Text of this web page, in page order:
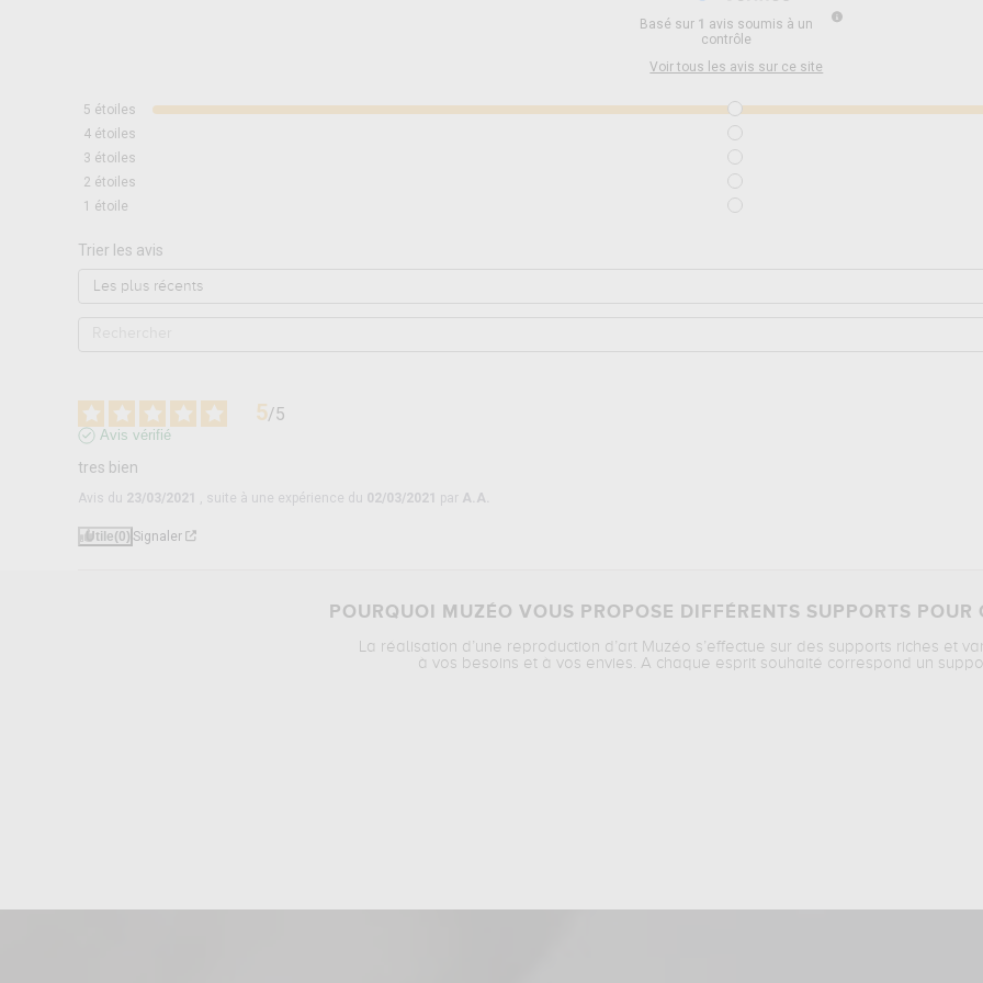
Basé sur 1 avis soumis à un
contrôle
Voir tous les avis sur ce site
5 étoiles
4 étoiles
3 étoiles
2 étoiles
1 étoile
Trier les avis
5/5
Avis vérifié
tres bien
Avis du 23/03/2021 , suite à une expérience du 02/03/2021 par A.A.
Utile(0) Signaler
POURQUOI MUZÉO VOUS PROPOSE DIFFÉRENTS SUPPORTS POUR
La réalisation d’une reproduction d’art Muzéo s’effectue sur des supports riches et
à vos besoins et à vos envies. A chaque esprit souhaité correspond un